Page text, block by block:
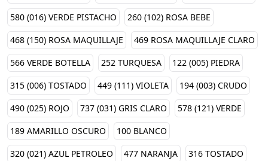
580 (016) VERDE PISTACHO
260 (102) ROSA BEBE
468 (150) ROSA MAQUILLAJE
469 ROSA MAQUILLAJE CLARO
566 VERDE BOTELLA
252 TURQUESA
122 (005) PIEDRA
315 (006) TOSTADO
449 (111) VIOLETA
194 (003) CRUDO
490 (025) ROJO
737 (031) GRIS CLARO
578 (121) VERDE
189 AMARILLO OSCURO
100 BLANCO
320 (021) AZUL PETROLEO
477 NARANJA
316 TOSTADO